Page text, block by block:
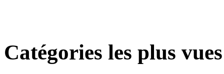
Catégories les plus vues